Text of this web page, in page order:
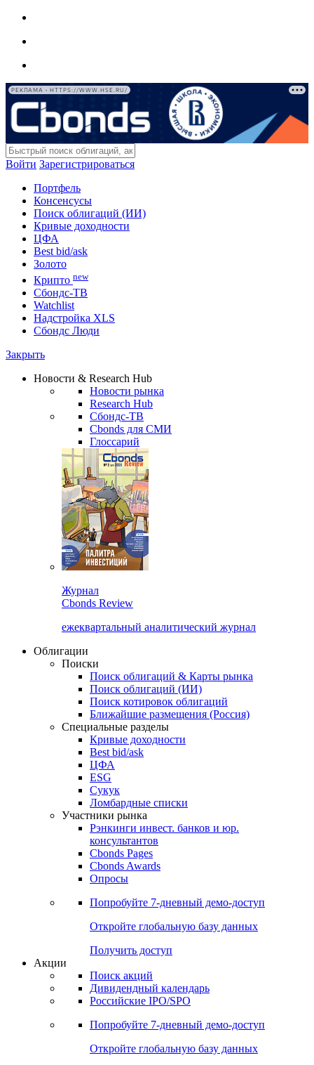
РЕКЛАМА • HTTPS://WWW.HSE.RU/
Войти Зарегистрироваться
Портфель
Консенсусы
Поиск облигаций (ИИ)
Кривые доходности
ЦФА
Best bid/ask
Золото
Крипто new
Сбондс-ТВ
Watchlist
Надстройка XLS
Сбондс Люди
Закрыть
Новости & Research Hub
Новости рынка
Research Hub
Сбондс-ТВ
Cbonds для СМИ
Глоссарий
Журнал
Cbonds Review
ежеквартальный аналитический журнал
Облигации
Поиски
Поиск облигаций & Карты рынка
Поиск облигаций (ИИ)
Поиск котировок облигаций
Ближайшие размещения (Россия)
Специальные разделы
Кривые доходности
Best bid/ask
ЦФА
ESG
Сукук
Ломбардные списки
Участники рынка
Рэнкинги инвест. банков и юр.
консультантов
Cbonds Pages
Cbonds Awards
Опросы
Попробуйте 7-дневный демо-доступ
Откройте глобальную базу данных
Получить доступ
Акции
Поиск акций
Дивидендный календарь
Российские IPO/SPO
Попробуйте 7-дневный демо-доступ
Откройте глобальную базу данных